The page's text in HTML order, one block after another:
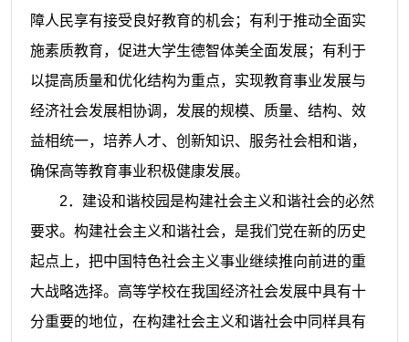
障人民享有接受良好教育的机会；有利于推动全面实
施素质教育，促进大学生德智体美全面发展；有利于
以提高质量和优化结构为重点，实现教育事业发展与
经济社会发展相协调，发展的规模、质量、结构、效
益相统一，培养人才、创新知识、服务社会相和谐，
确保高等教育事业积极健康发展。
2．建设和谐校园是构建社会主义和谐社会的必然
要求。构建社会主义和谐社会，是我们党在新的历史
起点上，把中国特色社会主义事业继续推向前进的重
大战略选择。高等学校在我国经济社会发展中具有十
分重要的地位，在构建社会主义和谐社会中同样具有